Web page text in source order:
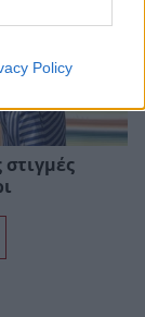
Policy